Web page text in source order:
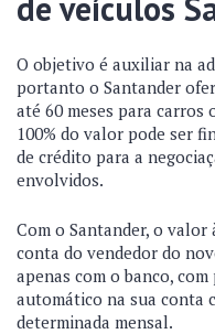
O objetivo é auxiliar na
portanto o Santander
até 60 meses para carros
100% do valor pode ser
de crédito para a
envolvidos.
Com o Santander, o
conta do vendedor do
apenas com o banco,
automático na sua conta
determinada mensal.